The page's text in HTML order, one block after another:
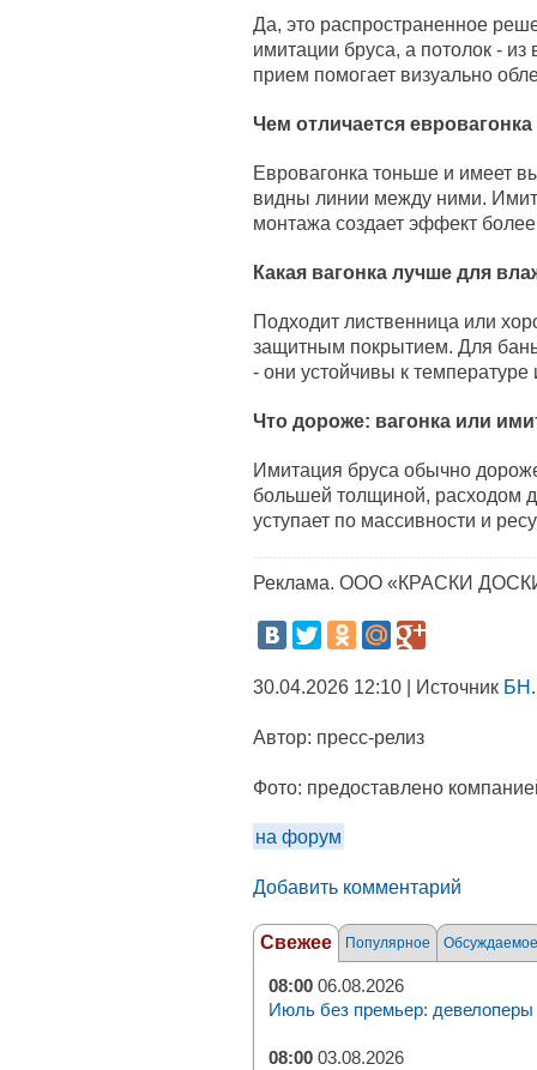
Да, это распространенное
имитации бруса, а потолок - из
прием помогает визуально
Чем отличается
Евровагонка тоньше и имеет
видны линии между ними.
монтажа создает эффект
Какая вагонка лучше для
Подходит лиственница или
защитным покрытием. Для
- они устойчивы к
Что дороже: вагонка или
Имитация бруса обычно
большей толщиной, расходом
уступает по массивности и
Реклама. ООО «КРАСКИ
30.04.2026 12:10 | Источник
Автор: пресс-релиз
Фото: предоставлено
на форум
Добавить комментарий
Свежее Популярное Обсуждаемое
08:00 06.08.2026
Июль без премьер: девелоперы
08:00 03.08.2026